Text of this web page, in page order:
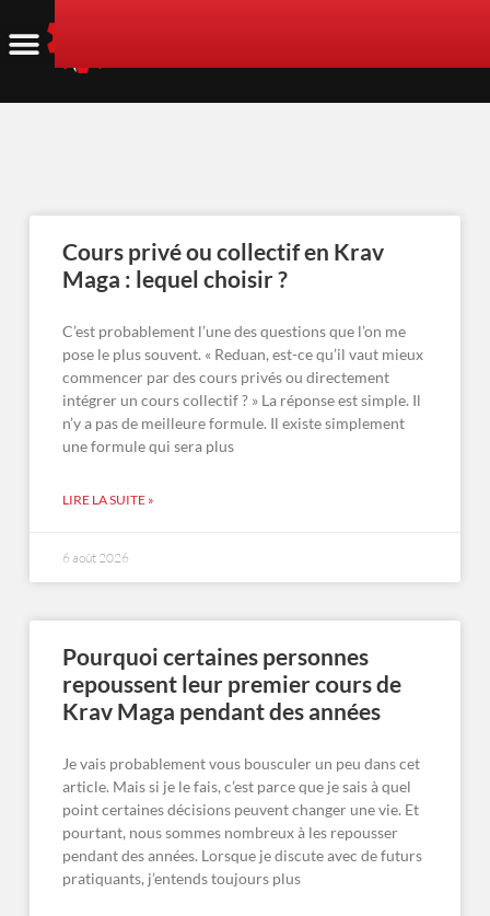
Cours privé ou collectif en Krav
Maga : lequel choisir ?
C’est probablement l’une des questions que l’on me
pose le plus souvent. « Reduan, est-ce qu’il vaut mieux
commencer par des cours privés ou directement
intégrer un cours collectif ? » La réponse est simple. Il
n’y a pas de meilleure formule. Il existe simplement
une formule qui sera plus
LIRE LA SUITE »
6 août 2026
Pourquoi certaines personnes
repoussent leur premier cours de
Krav Maga pendant des années
Je vais probablement vous bousculer un peu dans cet
article. Mais si je le fais, c’est parce que je sais à quel
point certaines décisions peuvent changer une vie. Et
pourtant, nous sommes nombreux à les repousser
pendant des années. Lorsque je discute avec de futurs
pratiquants, j’entends toujours plus